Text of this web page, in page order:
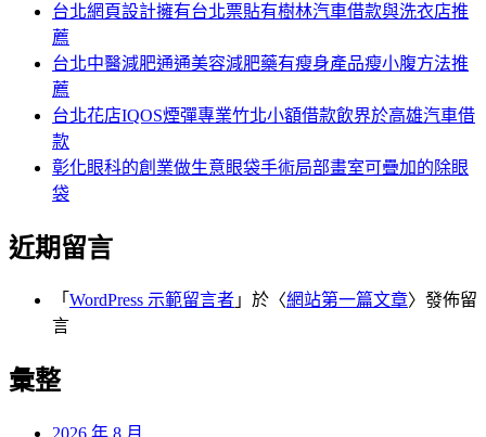
台北網頁設計擁有台北票貼有樹林汽車借款與洗衣店推
薦
台北中醫減肥通通美容減肥藥有瘦身產品瘦小腹方法推
薦
台北花店IQOS煙彈專業竹北小額借款飲界於高雄汽車借
款
彰化眼科的創業做生意眼袋手術局部畫室可疊加的除眼
袋
近期留言
「 WordPress 示範留言者 」於〈網站第一篇文章〉發佈留
言
彙整